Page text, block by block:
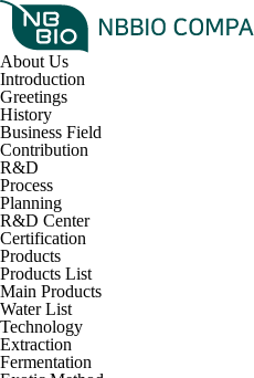
About Us
Introduction
Greetings
History
Business Field
Contribution
R&D
Process
Planning
R&D Center
Certification
Products
Products List
Main Products
Water List
Technology
Extraction
Fermentation